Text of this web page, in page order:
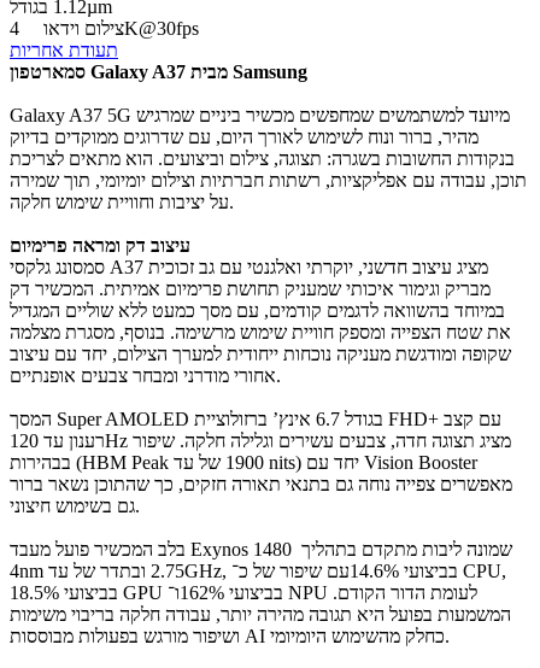
בגודל ‎1.12µm‎
צילום וידאו4K@30fps
תעודת אחריות
סמארטפון Galaxy A37 מבית Samsung
Galaxy A37 5G מיועד למשתמשים שמחפשים מכשיר ביניים שמרגיש
מהיר, ברור ונוח לשימוש לאורך היום, עם שדרוגים ממוקדים בדיוק
בנקודות החשובות בשגרה: תצוגה, צילום וביצועים. הוא מתאים לצריכת
תוכן, עבודה עם אפליקציות, רשתות חברתיות וצילום יומיומי, תוך שמירה
על יציבות וחוויית שימוש חלקה.
עיצוב דק ומראה פרימיום
סמסונג גלקסי A37 מציג עיצוב חדשני, יוקרתי ואלגנטי עם גב זכוכית
מבריק וגימור איכותי שמעניק תחושת פרימיום אמיתית. המכשיר דק
במיוחד בהשוואה לדגמים קודמים, עם מסך כמעט ללא שוליים המגדיל
את שטח הצפייה ומספק חוויית שימוש מרשימה. בנוסף, מסגרת מצלמה
שקופה ומודגשת מעניקה נוכחות ייחודית למערך הצילום, יחד עם עיצוב
אחורי מודרני ומבחר צבעים אופנתיים.
המסך Super AMOLED בגודל 6.7 אינץ’ ברזולוציית FHD+ עם קצב
רענון עד 120Hz מציג תצוגה חדה, צבעים עשירים וגלילה חלקה. שיפור
בבהירות (HBM Peak של עד ‎1900‎ nits) יחד עם Vision Booster
מאפשרים צפייה נוחה גם בתנאי תאורה חזקים, כך שהתוכן נשאר ברור
גם בשימוש חיצוני.
בלב המכשיר פועל מעבד Exynos 1480 שמונה ליבות מתקדם בתהליך
‎4nm‎ ובתדר של עד ‎2.75GHz‎, עם שיפור של כ־‎14.6%‎ בביצועי CPU,
‎18.5%‎ בביצועי GPU ו־‎162%‎ בביצועי NPU לעומת הדור הקודם.
המשמעות בפועל היא תגובה מהירה יותר, עבודה חלקה בריבוי משימות
ושיפור מורגש בפעולות מבוססות AI כחלק מהשימוש היומיומי.